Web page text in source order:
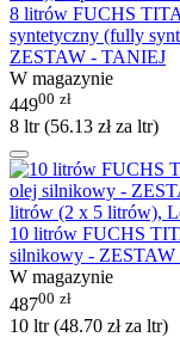
8 litrów FUCHS
syntetyczny (fully
ZESTAW - TANIEJ
W magazynie
44900 zł
8 ltr (56.13 złza ltr)
10 litrów FUCHS
silnikowy -
W magazynie
48700 zł
10 ltr (48.70 złza ltr)